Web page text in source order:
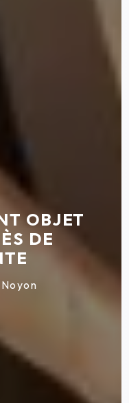
OBJET
DE